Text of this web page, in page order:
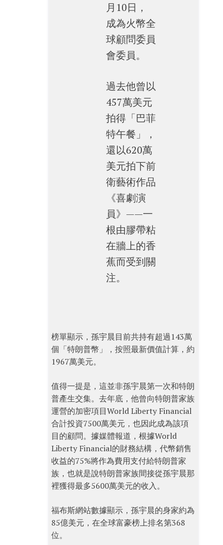
月10日，
成為火幣全
球顧問委員
會委員。
過去他曾以
457萬美元
拍得「巴菲
特午餐」，
還以620萬
美元拍下前
衛藝術作品
《喜劇演
員》——一
根由膠帶粘
在牆上的香
蕉而受到關
注。
榜單顯示，孫宇晨目前共持有超過143萬
個「特朗普幣」，按照最新價值計算，約
1967萬美元。
值得一提是，這並非孫宇晨第一次和特朗
普產生交集。去年底，他曾向特朗普家族
運營的加密項目World Liberty Financial
合計投資7500萬美元，也因此成為該項
目的顧問。據媒體報道，根據World
Liberty Financial的財務結構，代幣銷售
收益的75%將作為費用支付給特朗普家
族，也就是說特朗普家族間接從孫宇晨那
裡獲得最多5600萬美元的收入。
福布斯網站數據顯示，孫宇晨的身家約為
85億美元，在全球富豪榜上排名第368
位。